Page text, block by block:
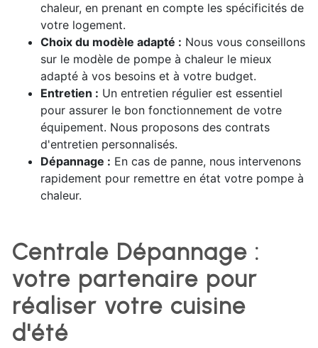
chaleur, en prenant en compte les spécificités de
votre logement.
Choix du modèle adapté : Nous vous conseillons
sur le modèle de pompe à chaleur le mieux
adapté à vos besoins et à votre budget.
Entretien : Un entretien régulier est essentiel
pour assurer le bon fonctionnement de votre
équipement. Nous proposons des contrats
d'entretien personnalisés.
Dépannage : En cas de panne, nous intervenons
rapidement pour remettre en état votre pompe à
chaleur.
Centrale Dépannage :
votre partenaire pour
réaliser votre cuisine
d'été